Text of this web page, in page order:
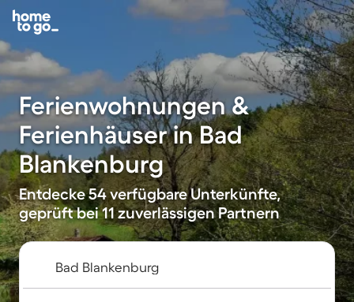
Ferienwohnungen &
Ferienhäuser in Bad
Blankenburg
Entdecke 54 verfügbare Unterkünfte,
geprüft bei 11 zuverlässigen Partnern